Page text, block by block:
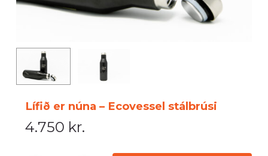
Lífið er núna – Ecovessel stálbrúsi
4.750 kr.